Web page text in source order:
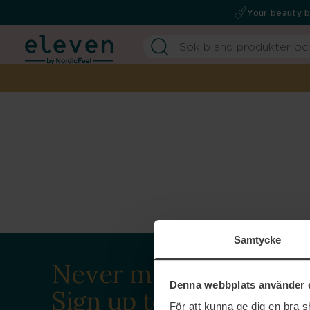
Samtycke
Denna webbplats använder
För att kunna ge dig en bra
Your beauty
Never miss a beat.
Sign up to our